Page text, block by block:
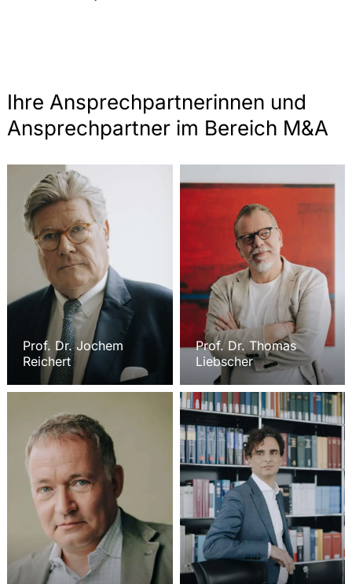
Ihre Ansprechpartnerinnen und
Ansprechpartner im Bereich M&A
Prof. Dr. Jochem
Reichert
Prof. Dr. Thomas
Liebscher